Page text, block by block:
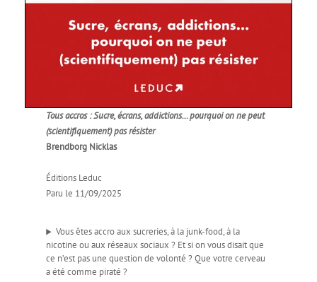
Tous accros : Sucre, écrans, addictions… pourquoi on ne peut
(scientifiquement) pas résister
Brendborg Nicklas
Éditions Leduc
Paru le 11/09/2025
Vous êtes accro aux sucreries, à la junk-food, à la
nicotine ou aux réseaux sociaux ? Et si on vous disait que
ce n’est pas une question de volonté ? Que votre cerveau
a été comme piraté ?